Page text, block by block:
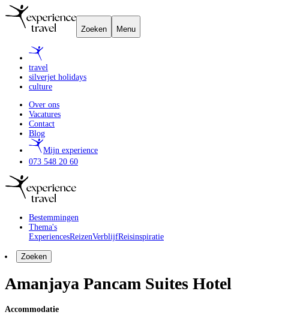
Zoeken Menu
travel
silverjet holidays
culture
Over ons
Vacatures
Contact
Blog
Mijn experience
073 548 20 60
Bestemmingen
Thema's
ExperiencesReizenVerblijfReisinspiratie
Zoeken
Amanjaya Pancam Suites Hotel
Accommodatie